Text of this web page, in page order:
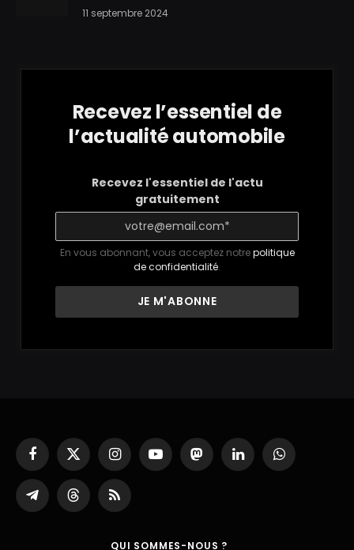
11 septembre 2024
Recevez l’essentiel de
l’actualité automobile
Recevez l'essentiel de l'actu
gratuitement
En vous abonnant, vous acceptez notrepolitique
de confidentialité.
Facebook
X
(Twitter)
InstagramYouTubeMastodonLinkedInWhatsApp
Partager
sur
ThreadsRSS
QUI SOMMES-NOUS ?